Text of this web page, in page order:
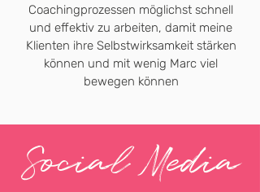
Coachingprozessen möglichst schnell
und effektiv zu arbeiten, damit meine
Klienten ihre Selbstwirksamkeit stärken
können und mit wenig Marc viel
bewegen können
Social Media